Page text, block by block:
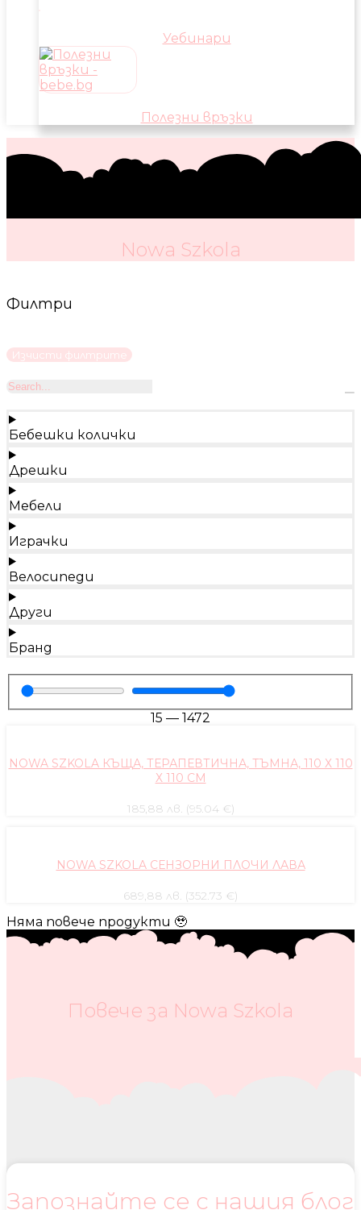
Уебинари
Полезни връзки
Nowa Szkola
Филтри
Изчисти филтрите
Бебешки колички
Дрешки
Мебели
Играчки
Велосипеди
Други
Бранд
15 — 1472
NOWA SZKOLA КЪЩА, ТЕРАПЕВТИЧНА, ТЪМНА, 110 Х 110
Х 110 CM
185,88 лв. (95.04 €)
NOWA SZKOLA СЕНЗОРНИ ПЛОЧИ ЛАВА
689,88 лв. (352.73 €)
Няма повече продукти 🥹
Повече за Nowa Szkola
Запознайте се с нашия блог